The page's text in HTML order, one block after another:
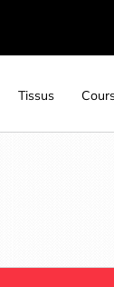
Tissus